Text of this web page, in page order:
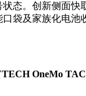
态。创新侧面
袋及家族化电
OneMo